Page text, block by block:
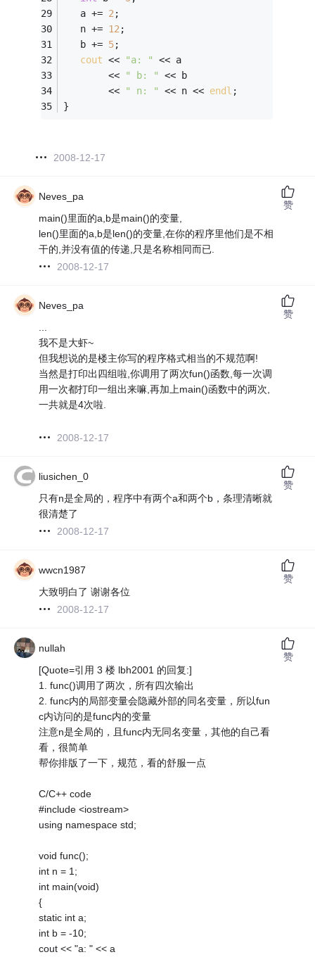
   a +=
2;
   n +=
12;
   b +=
5;
cout << "a: "
<< a
        <<
" b: "
<< b
        <<
" n: " << n << endl ;
}
2008-12-17
Neves_pa
main()里面的a,b是main()的变量,
len()里面的a,b是len()的变量,在你的程序里他们是不相
干的,并没有值的传递,只是名称相同而已.
2008-12-17
赞
Neves_pa
我不是大虾~
但我想说的是楼主你写的程序格式相当的不规范啊!
当然是打印出四组啦,你调用了两次fun()函数,每一次调
用一次都打印一组出来嘛,再加上main()函数中的两次,
一共就是4次啦.
2008-12-17
赞
liusichen_0
只有n是全局的，程序中有两个a和两个b，条理清晰就
很清楚了
2008-12-17
赞
wwcn1987
大致明白了 谢谢各位
2008-12-17
赞
nullah
[Quote=引用 3 楼 lbh2001 的回复:]
1. func()调用了两次，所有四次输出
2. func内的局部变量会隐藏外部的同名变量，所以fun
c内访问的是func内的变量
注意n是全局的，且func内无同名变量，其他的自己看
看，很简单
帮你排版了一下，规范，看的舒服一点
C/C++ code
#include <iostream>
using namespace std;
void func();
int n = 1;
int main(void)
{
static int a;
int b = -10;
cout << "a: " << a
赞